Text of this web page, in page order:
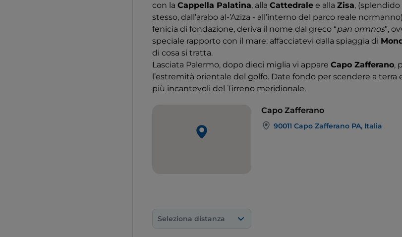
con la Cappella Palatina, alla Cattedrale e alla Zisa,
stesso, dall’arabo al-’Aziza - all’interno del parco reale
fenicia di fondazione, deriva il nome dal greco “pan ormnos”,
speciale rapporto con il mare: affacciatevi dalla spiaggia di
di cosa si tratta.
Lasciata Palermo, dopo dieci miglia vi appare Capo Zafferano,
l’estremità orientale del golfo. Date fondo per scendere a terra
più incantevoli del Tirreno meridionale.
Capo Zafferano
90011 Capo Zafferano PA, Italia
Seleziona distanza